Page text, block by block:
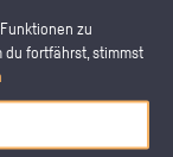
zu
du fortfährst, stimmst